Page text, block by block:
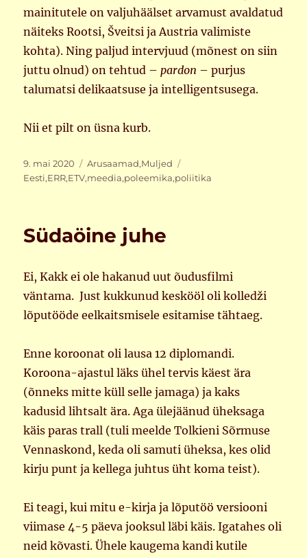
mainitutele on valjuhäälset arvamust avaldatud
näiteks Rootsi, Šveitsi ja Austria valimiste
kohta). Ning paljud intervjuud (mõnest on siin
juttu olnud) on tehtud –pardon – purjus
talumatsi delikaatsuse ja intelligentsusega.
Nii et pilt on üsna kurb.
Postitatud
9. mai 2020 Rubriigid
Arusaamad,Muljed
Eesti,ERR,ETV,meedia,poleemika,poliitika
Südaöine juhe
Ei, Kakk ei ole hakanud uut õudusfilmi
väntama. Just kukkunud keskööl oli kolledži
lõputööde eelkaitsmisele esitamise tähtaeg.
Enne koroonat oli lausa 12 diplomandi.
Koroona-ajastul läks ühel tervis käest ära
(õnneks mitte küll selle jamaga) ja kaks
kadusid lihtsalt ära. Aga ülejäänud üheksaga
käis paras trall (tuli meelde Tolkieni Sõrmuse
Vennaskond, keda oli samuti üheksa, kes olid
kirju punt ja kellega juhtus üht koma teist).
Ei teagi, kui mitu e-kirja ja lõputöö versiooni
viimase 4-5 päeva jooksul läbi käis. Igatahes oli
neid kõvasti. Ühele kaugema kandi kutile